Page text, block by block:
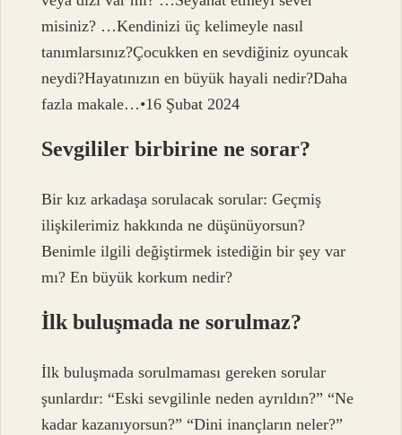
misiniz? …Kendinizi üç kelimeyle nasıl
tanımlarsınız?Çocukken en sevdiğiniz oyuncak
neydi?Hayatınızın en büyük hayali nedir?Daha
fazla makale…•16 Şubat 2024
Sevgililer birbirine ne sorar?
Bir kız arkadaşa sorulacak sorular: Geçmiş
ilişkilerimiz hakkında ne düşünüyorsun?
Benimle ilgili değiştirmek istediğin bir şey var
mı? En büyük korkum nedir?
İlk buluşmada ne sorulmaz?
İlk buluşmada sorulmaması gereken sorular
şunlardır: “Eski sevgilinle neden ayrıldın?” “Ne
kadar kazanıyorsun?” “Dini inançların neler?”